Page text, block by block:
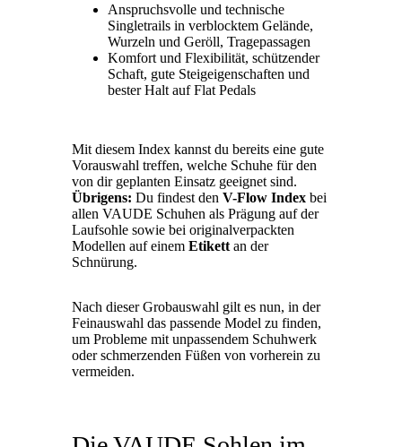
Anspruchsvolle und technische
Singletrails in verblocktem Gelände,
Wurzeln und Geröll, Tragepassagen
Komfort und Flexibilität, schützender
Schaft, gute Steigeigenschaften und
bester Halt auf Flat Pedals
Mit diesem Index kannst du bereits eine gute
Vorauswahl treffen, welche Schuhe für den
von dir geplanten Einsatz geeignet sind.
Übrigens: Du findest den V-Flow Index bei
allen VAUDE Schuhen als Prägung auf der
Laufsohle sowie bei originalverpackten
Modellen auf einem Etikett an der
Schnürung.
Nach dieser Grobauswahl gilt es nun, in der
Feinauswahl das passende Model zu finden,
um Probleme mit unpassendem Schuhwerk
oder schmerzenden Füßen von vorherein zu
vermeiden.